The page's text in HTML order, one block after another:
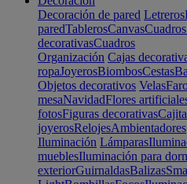
Decoración de pared Letreros
paredTablerosCanvas
decorativasCuadros
Organización Cajas
ropaJoyerosBiombosCestas
Objetos decorativos Velas
mesaNavidadFlores
fotosFiguras decorativas
joyerosRelojesAmbientadores
Iluminación Lámparas
mueblesIluminación para
exteriorGuirnaldasBalizas